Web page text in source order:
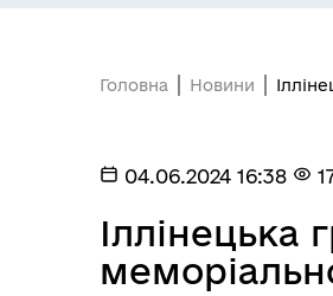
Головна Новини
04.06.2024 16:38
Іллінецька